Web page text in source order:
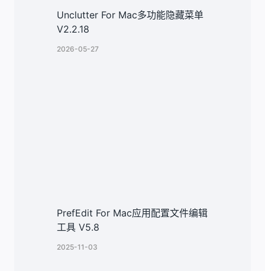
Unclutter For Mac多功能隐藏菜单
V2.2.18
2026-05-27
PrefEdit For Mac应用配置文件编辑
工具 V5.8
2025-11-03